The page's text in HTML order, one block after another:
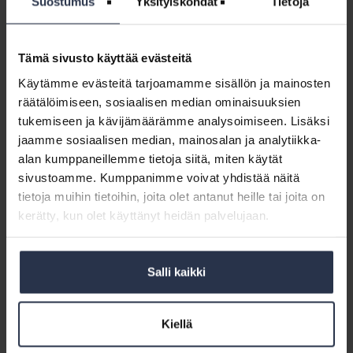
Tämä sivusto käyttää evästeitä
Käytämme evästeitä tarjoamamme sisällön ja mainosten
räätälöimiseen, sosiaalisen median ominaisuuksien
tukemiseen ja kävijämäärämme analysoimiseen. Lisäksi
jaamme sosiaalisen median, mainosalan ja analytiikka-
alan kumppaneillemme tietoja siitä, miten käytät
sivustoamme. Kumppanimme voivat yhdistää näitä
tietoja muihin tietoihin, joita olet antanut heille tai joita on
kerätty, kun olet käyttänyt heidän palvelujaan.
Salli kaikki
Kiellä
”Kasvaminen ja kehittäminen vaatii massaa”
ARTIKKELIT 30.11.2017
Tilitoimisto Oy:n liiketoiminnan. Kaupalla haetaan kasvua
Mistä
on
hyvä
hallitustyö
Mistä on hyvä hallitustyö tehty?
AJANKOHTAISTA 24.11.2017
Taloyhtiöiden hallitusten jäsenet huolehtivat yhteensä
lähes kolmen miljoonan suomalaisen asunto-
omaisuudesta yhdessä isännöinnin kanssa. Marraskuun
–
Uniko – Isännöintipalvelut Oy aloittaa
taloyhtiöstrategioiden suururakan
AJANKOHTAISTA 3.10.2017